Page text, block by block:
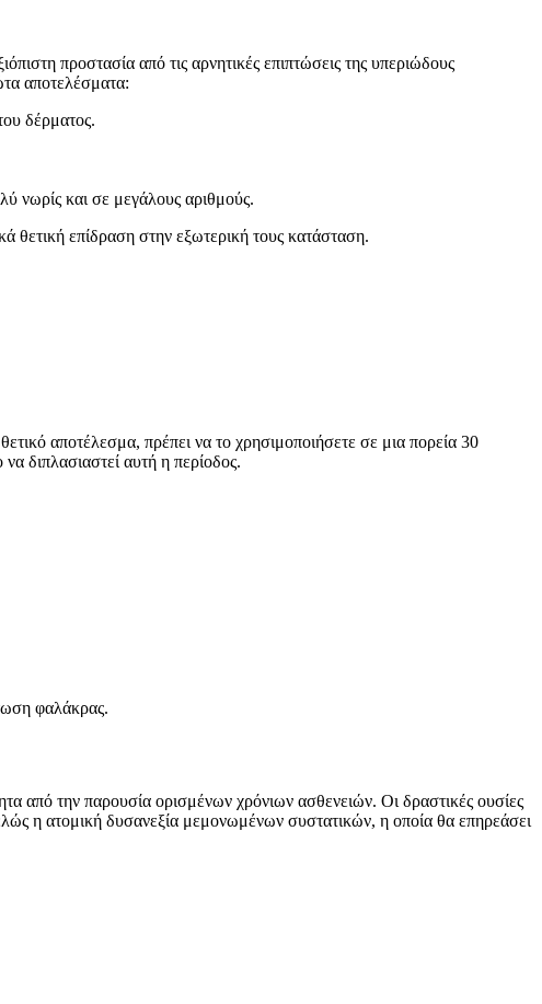
προστασία από τις αρνητικές επιπτώσεις της υπεριώδους
αποτελέσματα:
δέρματος.
νωρίς και σε μεγάλους αριθμούς.
θετική επίδραση στην εξωτερική τους κατάσταση.
αποτέλεσμα, πρέπει να το χρησιμοποιήσετε σε μια πορεία 30
διπλασιαστεί αυτή η περίοδος.
φαλάκρας.
από την παρουσία ορισμένων χρόνιων ασθενειών. Οι δραστικές ουσίες
η ατομική δυσανεξία μεμονωμένων συστατικών, η οποία θα επηρεάσει